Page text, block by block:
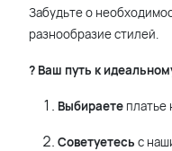
Забудьте о
разнообразие стилей.
? Ваш путь к
Выбираете платье
Советуетесь с